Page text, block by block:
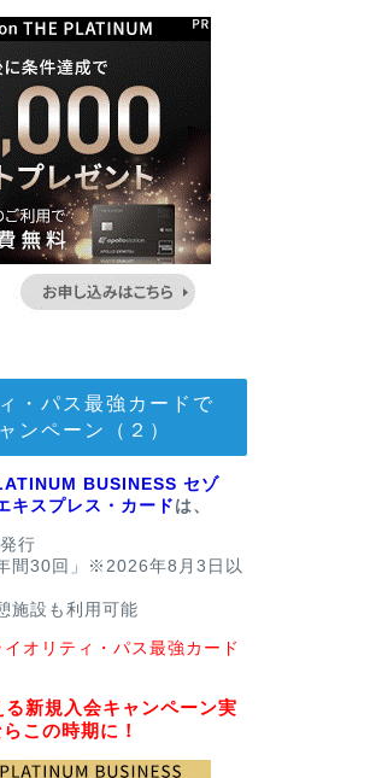
・パス最強カードで
ンペーン（２）
BUSINESS セゾ
キスプレス・カード は、
行
間30回」※2026年8月3日以
施設も利用可能
イオリティ・パス最強カード
新規入会キャンペーン実
この時期に！